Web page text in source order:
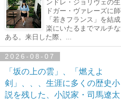
ンドレ・ジョリヴェの
ドガー・ヴァレーズに
「若きフランス」を結
楽にいたるまでマルチ
ある。来日した際、...
2026-08-07
「坂の上の雲」、「燃えよ
剣」、、、生涯に多くの歴史小
説を残した、小説家・司馬遼太